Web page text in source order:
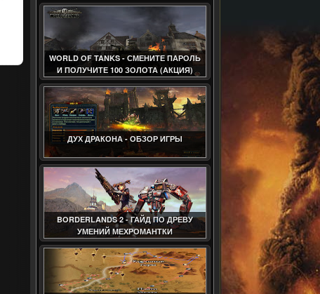
WORLD OF TANKS - СМЕНИТЕ ПАРОЛЬ
И ПОЛУЧИТЕ 100 ЗОЛОТА (АКЦИЯ)
ДУХ ДРАКОНА - ОБЗОР ИГРЫ
BORDERLANDS 2 - ГАЙД ПО ДРЕВУ
УМЕНИЙ МЕХРОМАНТКИ